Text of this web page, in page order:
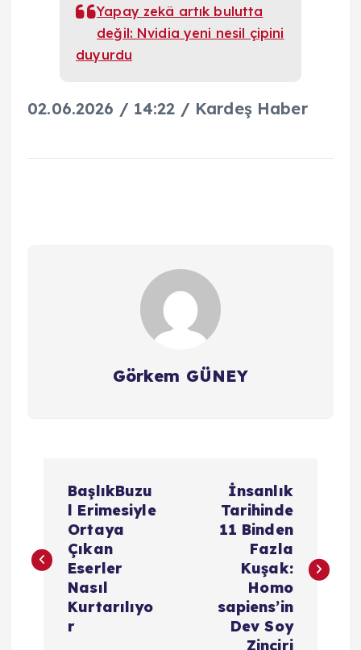
Yapay zekâ artık bulutta
değil: Nvidia yeni nesil çipini
duyurdu
02.06.2026 / 14:22 / Kardeş Haber
Görkem GÜNEY
z
BaşlıkBuzu
l Erimesiyle
Ortaya
Çıkan
Eserler
Nasıl
Kurtarılıyo
r
İnsanlık
Tarihinde
11 Binden
Fazla
Kuşak:
Homo
sapiens’in
Dev Soy
Zinciri